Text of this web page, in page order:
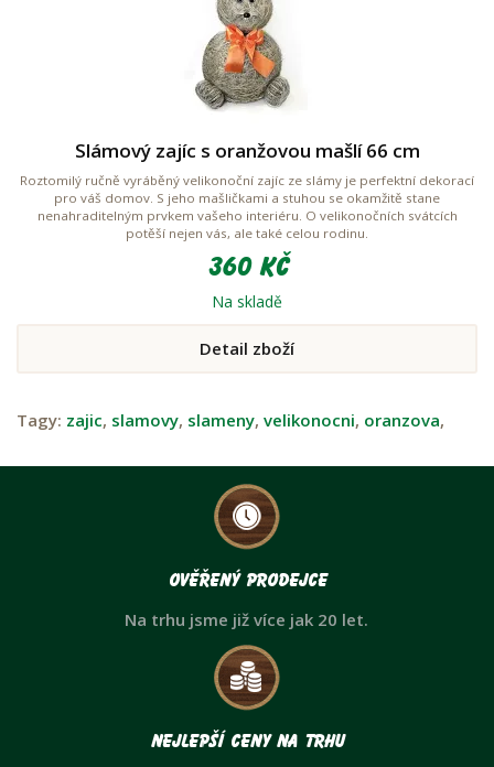
Slámový zajíc s oranžovou mašlí 66 cm
Roztomilý ručně vyráběný velikonoční zajíc ze slámy je perfektní dekorací
pro váš domov. S jeho mašličkami a stuhou se okamžitě stane
nenahraditelným prvkem vašeho interiéru. O velikonočních svátcích
potěší nejen vás, ale také celou rodinu.
360 Kč
Na skladě
Detail zboží
Tagy: zajic, slamovy, slameny, velikonocni, oranzova,
Ověřený prodejce
Na trhu jsme již více jak 20 let.
Nejlepší ceny na trhu